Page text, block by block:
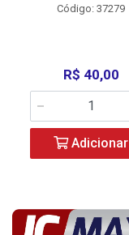
Código: 37279
R$ 40,00
Adicionar